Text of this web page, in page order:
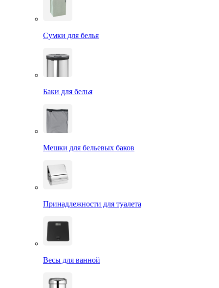
Сумки для белья
Баки для белья
Мешки для бельевых баков
Принадлежности для туалета
Весы для ванной